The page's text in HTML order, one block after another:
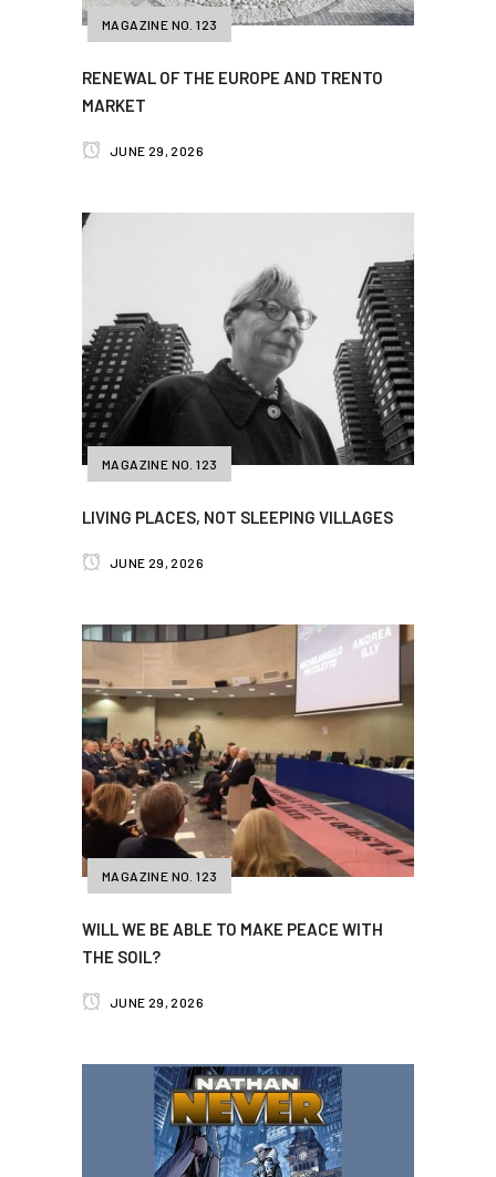
MAGAZINE NO. 123
RENEWAL OF THE EUROPE AND TRENTO
MARKET
JUNE 29, 2026
MAGAZINE NO. 123
LIVING PLACES, NOT SLEEPING VILLAGES
JUNE 29, 2026
MAGAZINE NO. 123
WILL WE BE ABLE TO MAKE PEACE WITH
THE SOIL?
JUNE 29, 2026